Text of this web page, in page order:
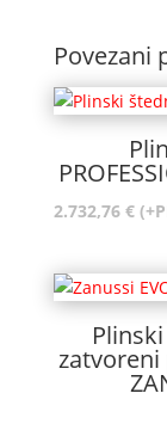
Povezani
2.732,76 €
zatvoreni